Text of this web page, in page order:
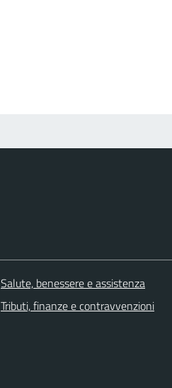
Salute, benessere e assistenza
Tributi, finanze e contravvenzioni